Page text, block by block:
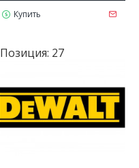
Купить
Позиция: 27